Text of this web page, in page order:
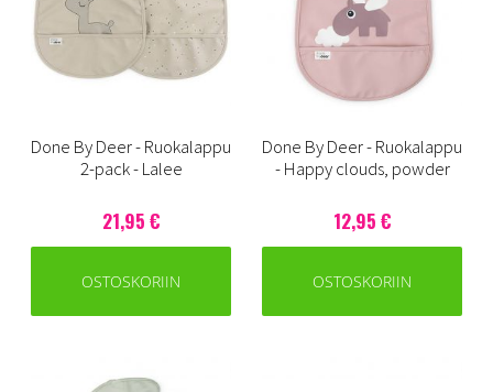
Done By Deer - Ruokalappu
2-pack - Lalee
21,95 €
OSTOSKORIIN
Done By Deer - Ruokalappu
- Happy clouds, powder
12,95 €
OSTOSKORIIN